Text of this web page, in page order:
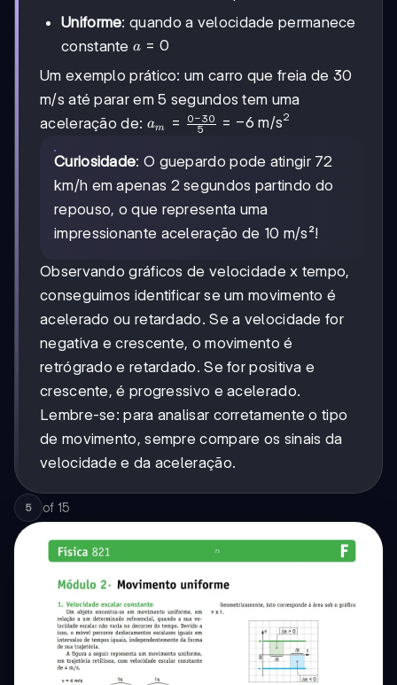
Uniforme: quando a velocidade permanece
constantea
0
a = 0
Um exemplo prático: um carro que freia de 30
m/s até parar em 5 segundos tem uma
aceleração de: a_m =
- 30}
{5} =
-6
\text{
m/s}^2
am = 5
0−30 = −6 m/s2
Curiosidade: O guepardo pode atingir 72
km/h em apenas 2 segundos partindo do
repouso, o que representa uma
impressionante aceleração de 10 m/s²!
Observando gráficos de velocidade x tempo,
conseguimos identificar se um movimento é
acelerado ou retardado. Se a velocidade for
negativa e crescente, o movimento é
retrógrado e retardado. Se for positiva e
crescente, é progressivo e acelerado.
Lembre-se: para analisar corretamente o tipo
de movimento, sempre compare os sinais da
velocidade e da aceleração.
5 of 15